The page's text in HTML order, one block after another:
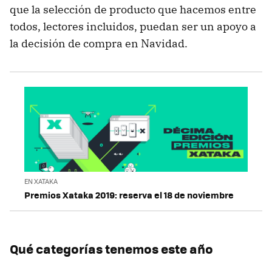
que la selección de producto que hacemos entre
todos, lectores incluidos, puedan ser un apoyo a
la decisión de compra en Navidad.
EN XATAKA
Premios Xataka 2019: reserva el 18 de noviembre
Qué categorías tenemos este año